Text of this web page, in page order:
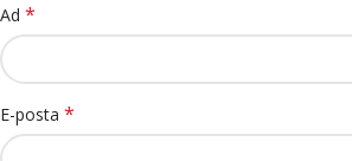
Ad *
E-posta *